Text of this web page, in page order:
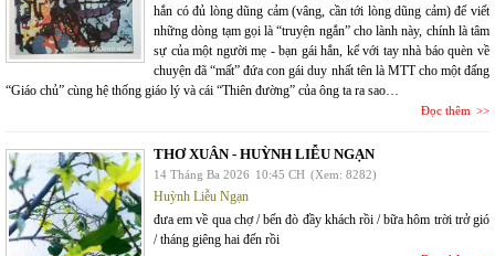
hắn có đủ lòng dũng cảm (vâng, cần tới lòng dũng cảm) để viết
những dòng tạm gọi là “truyện ngắn” cho lành này, chính là tâm
sự của một người mẹ - bạn gái hắn, kể với tay nhà báo quèn về
chuyện đã “mất” đứa con gái duy nhất tên là MTT cho một đấng
“Giáo chủ” cùng hệ thống giáo lý và cái “Thiên đường” của ông ta ra sao…
Đọc thêm
THƠ XUÂN - HUỲNH LIỄU NGẠN
14 Tháng Ba 2026 10:45 CH (Xem: 8282)
Huỳnh Liễu Ngạn
đưa em về qua chợ / bến đò đầy khách rồi / bữa hôm trời trở gió
/ tháng giêng hai đến rồi